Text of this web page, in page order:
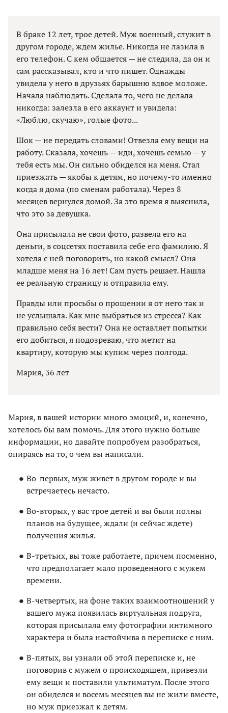
В браке 12 лет, трое детей. Муж военный, служит в
другом городе, ждем жилье. Никогда не лазила в
его телефон. С кем общается — не следила, да он и
сам рассказывал, кто и что пишет. Однажды
увидела у него в друзьях барышню вдвое моложе.
Начала наблюдать. Сделала то, чего не делала
никогда: залезла в его аккаунт и увидела:
«Люблю, скучаю», голые фото...
Шок — не передать словами! Отвезла ему вещи на
работу. Сказала, хочешь — иди, хочешь семью — у
тебя есть мы. Он сильно обиделся на меня. Стал
приезжать — якобы к детям, но почему-то именно
когда я дома (по сменам работала). Через 8
месяцев вернулся домой. За это время я выяснила,
что это за девушка.
Она присылала не свои фото, развела его на
деньги, в соцсетях поставила себе его фамилию. Я
хотела с ней поговорить, но какой смысл? Она
младше меня на 16 лет! Сам пусть решает. Нашла
ее реальную страницу и отправила ему.
Правды или просьбы о прощении я от него так и
не услышала. Как мне выбраться из стресса? Как
правильно себя вести? Она не оставляет попытки
его добиться, я подозреваю, что метит на
квартиру, которую мы купим через полгода.
Мария, 36 лет
Мария, в вашей истории много эмоций, и, конечно,
хотелось бы вам помочь. Для этого нужно больше
информации, но давайте попробуем разобраться,
опираясь на то, о чем вы написали.
Во-первых, муж живет в другом городе и вы
встречаетесь нечасто.
Во-вторых, у вас трое детей и вы были полны
планов на будущее, ждали (и сейчас ждете)
получения жилья.
В-третьих, вы тоже работаете, причем посменно,
что предполагает мало проведенного с мужем
времени.
В-четвертых, на фоне таких взаимоотношений у
вашего мужа появилась виртуальная подруга,
которая присылала ему фотографии интимного
характера и была настойчива в переписке с ним.
В-пятых, вы узнали об этой переписке и, не
поговорив с мужем о происходящем, привезли
ему вещи и поставили ультиматум. После этого
он обиделся и восемь месяцев вы не жили вместе,
но муж приезжал к детям.